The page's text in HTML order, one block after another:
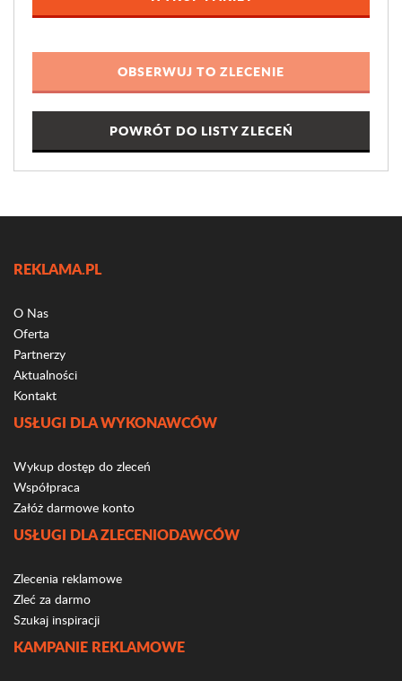
POWRÓT DO LISTY ZLECEŃ
REKLAMA.PL
O Nas
Oferta
Partnerzy
Aktualności
Kontakt
USŁUGI DLA WYKONAWCÓW
Wykup dostęp do zleceń
Współpraca
Załóż darmowe konto
USŁUGI DLA ZLECENIODAWCÓW
Zlecenia reklamowe
Zleć za darmo
Szukaj inspiracji
KAMPANIE REKLAMOWE